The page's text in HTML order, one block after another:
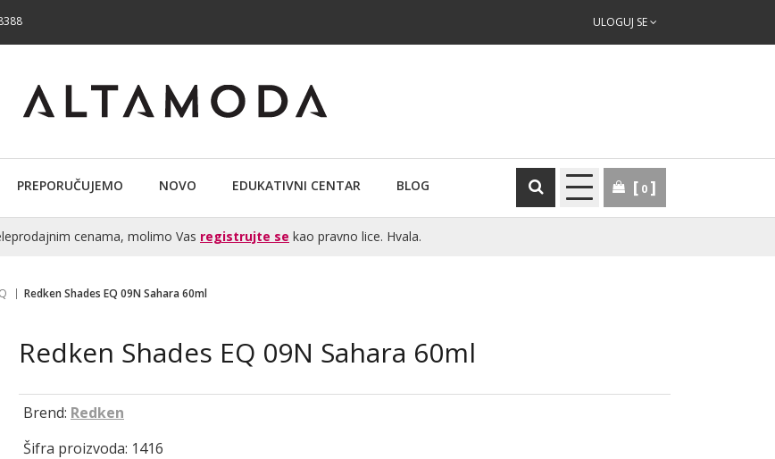
ULOGUJ SE
PREPORUČUJEMO NOVO EDUKATIVNI CENTAR BLOG 0
cenama, molimo Vas registrujte se kao pravno lice. Hvala.
Redken Shades EQ 09N Sahara 60ml
Redken Shades EQ 09N Sahara 60ml
Brend: Redken
Šifra proizvoda: 1416